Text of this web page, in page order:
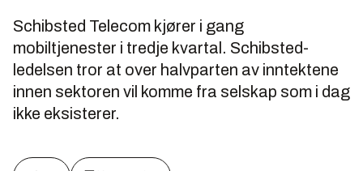
Schibsted Telecom kjører i gang
mobiltjenester i tredje kvartal. Schibsted-
ledelsen tror at over halvparten av inntektene
innen sektoren vil komme fra selskap som i dag
ikke eksisterer.